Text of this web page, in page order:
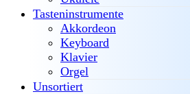
Tasteninstrumente
Akkordeon
Keyboard
Klavier
Orgel
Unsortiert